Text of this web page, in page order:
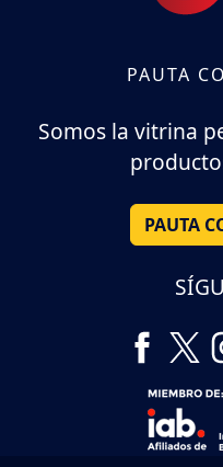
PAUTA
Somos la vitrina
PAUTA